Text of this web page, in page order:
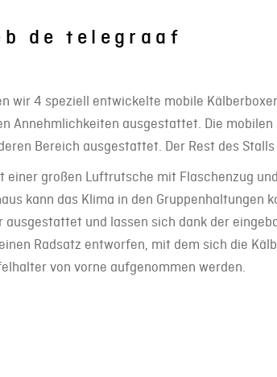
de telegraaf
wir 4 speziell entwickelte mobile
Annehmlichkeiten ausgestattet. Die
Bereich ausgestattet. Der Rest des
einer großen Luftrutsche mit Flaschenzug
kann das Klima in den
ausgestattet und lassen sich dank der
Radsatz entworfen, mit dem sich die
von vorne aufgenommen werden.